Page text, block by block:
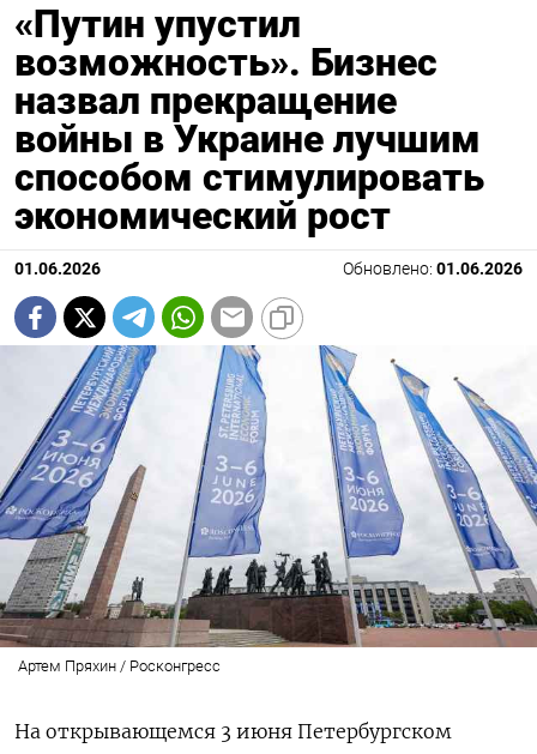
«Путин упустил
возможность». Бизнес
назвал прекращение
войны в Украине лучшим
способом стимулировать
экономический рост
01.06.2026 Обновлено: 01.06.2026
Артем Пряхин / Росконгресс
На открывающемся 3 июня Петербургском